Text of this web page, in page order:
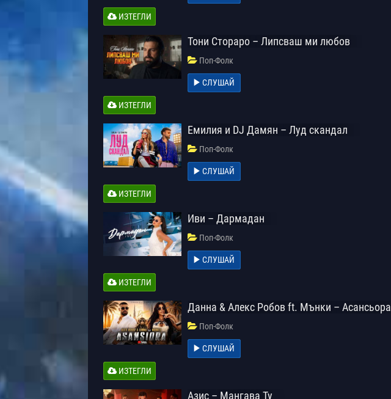
ИЗТЕГЛИ
Тони Стораро – Липсваш ми любов
Поп-Фолк
СЛУШАЙ
ИЗТЕГЛИ
Емилия и DJ Дамян – Луд скандал
Поп-Фолк
СЛУШАЙ
ИЗТЕГЛИ
Иви – Дармадан
Поп-Фолк
СЛУШАЙ
ИЗТЕГЛИ
Данна & Алекс Робов ft. Мънки – Асансьора
Поп-Фолк
СЛУШАЙ
ИЗТЕГЛИ
Азис – Мангава Ту